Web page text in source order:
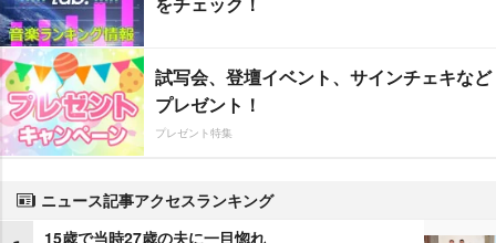
試写会、登壇イベント、サインチェキなど
プレゼント！
プレゼント特集
ニュース記事アクセスランキング
15歳で当時27歳の夫に一目惚れ